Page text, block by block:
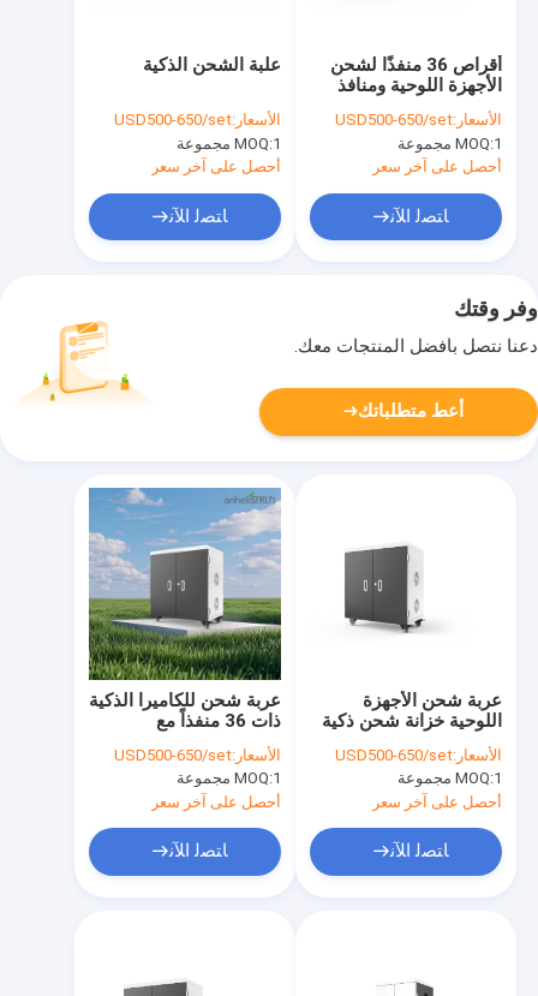
علبة الشحن الذكية
الأسعار:USD500-650/set
MOQ:1 مجموعة
أحصل على آخر سعر
ﺎﺘﺼﻟ ﺍﻶﻧ
أقراص 36 منفذًا لشحن
الأجهزة اللوحية ومنافذ
شحن USB
الأسعار:USD500-650/set
MOQ:1 مجموعة
أحصل على آخر سعر
ﺎﺘﺼﻟ ﺍﻶﻧ
وفر وقتك
دعنا نتصل بأفضل المنتجات معك.
أعط متطلباتك
عربة شحن للكاميرا الذكية
ذات 36 منفذاً مع
مؤشرات LED
الأسعار:USD500-650/set
MOQ:1 مجموعة
أحصل على آخر سعر
ﺎﺘﺼﻟ ﺍﻶﻧ
عربة شحن الأجهزة
اللوحية خزانة شحن ذكية
USB
الأسعار:USD500-650/set
MOQ:1 مجموعة
أحصل على آخر سعر
ﺎﺘﺼﻟ ﺍﻶﻧ